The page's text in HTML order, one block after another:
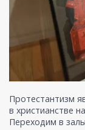
Протестантизм
в христианстве
Переходим в